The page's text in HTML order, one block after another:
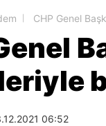
CHP Genel
06:52